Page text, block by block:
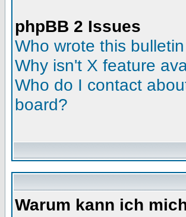
phpBB 2 Issues
Who wrote this
Why isn't X feature
Who do I contact
board?
Warum kann ich